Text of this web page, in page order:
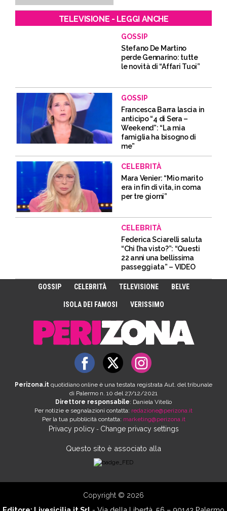
TELEVISIONE - LEGGI ANCHE
GOSSIP
Stefano De Martino
perde Gennarino: tutte
le novità di “Affari Tuoi”
GOSSIP
Francesca Barra lascia in
anticipo “4 di Sera –
Weekend”: “La mia
famiglia ha bisogno di
me”
CELEBRITÀ
Mara Venier: “Mio marito
era in fin di vita, in coma
per tre giorni”
CELEBRITÀ
Federica Sciarelli saluta
“Chi l’ha visto?”: “Questi
22 anni una bellissima
passeggiata” – VIDEO
GOSSIP CELEBRITÀ TELEVISIONE BELVE
ISOLA DEI FAMOSI VERISSIMO
Perizona.it quotidiano online è una testata registrata Aut. del tribunale
di Palermo n. 10 del 27/12/2021
Direttore responsabile: Daniela Vitello
Per notizie e segnalazioni contatta: redazione@perizona.it
Per la tua pubblicità contatta: marketing@perizona.it
Privacy policy- Change privacy settings
Questo sito è associato alla
Copyright © 2026